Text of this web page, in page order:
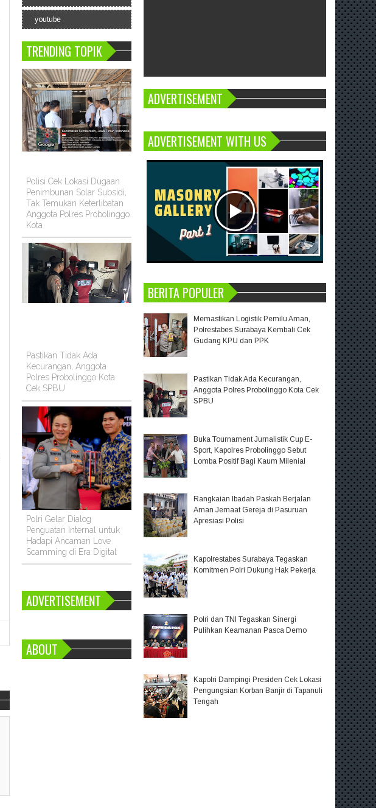
youtube
TRENDING TOPIK
Polisi Cek Lokasi Dugaan
Penimbunan Solar Subsidi,
Tak Temukan Keterlibatan
Anggota Polres Probolinggo
Kota
Pastikan Tidak Ada
Kecurangan, Anggota
Polres Probolinggo Kota
Cek SPBU
Polri Gelar Dialog
Penguatan Internal untuk
Hadapi Ancaman Love
Scamming di Era Digital
ADVERTISEMENT
ABOUT
ADVERTISEMENT
ADVERTISEMENT WITH US
BERITA POPULER
Memastikan Logistik Pemilu Aman,
Polrestabes Surabaya Kembali Cek
Gudang KPU dan PPK
Pastikan Tidak Ada Kecurangan,
Anggota Polres Probolinggo Kota Cek
SPBU
Buka Tournament Jurnalistik Cup E-
Sport, Kapolres Probolinggo Sebut
Lomba Positif Bagi Kaum Milenial
Rangkaian Ibadah Paskah Berjalan
Aman Jemaat Gereja di Pasuruan
Apresiasi Polisi
Kapolrestabes Surabaya Tegaskan
Komitmen Polri Dukung Hak Pekerja
Polri dan TNI Tegaskan Sinergi
Pulihkan Keamanan Pasca Demo
Kapolri Dampingi Presiden Cek Lokasi
Pengungsian Korban Banjir di Tapanuli
Tengah